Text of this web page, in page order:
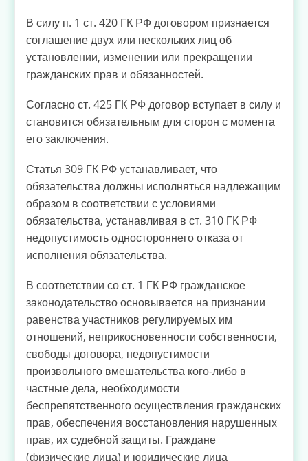
В силу п. 1 ст. 420 ГК РФ договором признается
соглашение двух или нескольких лиц об
установлении, изменении или прекращении
гражданских прав и обязанностей.
Согласно ст. 425 ГК РФ договор вступает в силу и
становится обязательным для сторон с момента
его заключения.
Статья 309 ГК РФ устанавливает, что
обязательства должны исполняться надлежащим
образом в соответствии с условиями
обязательства, устанавливая в ст. 310 ГК РФ
недопустимость одностороннего отказа от
исполнения обязательства.
В соответствии со ст. 1 ГК РФ гражданское
законодательство основывается на признании
равенства участников регулируемых им
отношений, неприкосновенности собственности,
свободы договора, недопустимости
произвольного вмешательства кого-либо в
частные дела, необходимости
беспрепятственного осуществления гражданских
прав, обеспечения восстановления нарушенных
прав, их судебной защиты. Граждане
(физические лица) и юридические лица